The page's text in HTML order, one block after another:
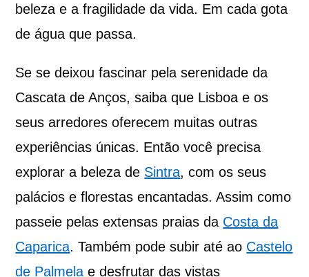
beleza e a fragilidade da vida. Em cada gota
de água que passa.
Se se deixou fascinar pela serenidade da
Cascata de Anços, saiba que Lisboa e os
seus arredores oferecem muitas outras
experiências únicas. Então você precisa
explorar a beleza de Sintra, com os seus
palácios e florestas encantadas. Assim como
passeie pelas extensas praias da Costa da
Caparica. Também pode subir até ao Castelo
de Palmela e desfrutar das vistas